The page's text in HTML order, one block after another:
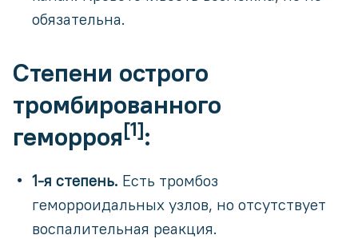
обязательна.
Степени острого
тромбированного
геморроя[1]:
1-я степень. Есть тромбоз
геморроидальных узлов, но отсутствует
воспалительная реакция.